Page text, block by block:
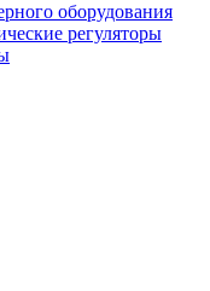
оборудования
регуляторы